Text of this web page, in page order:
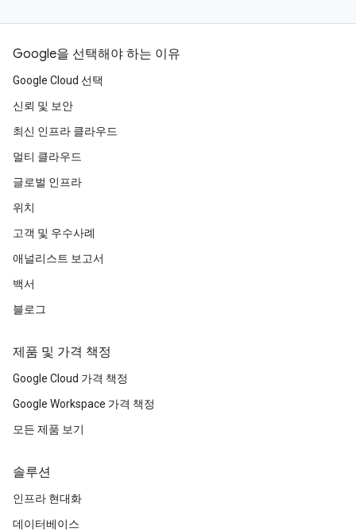
Google을 선택해야 하는 이유
Google Cloud 선택
신뢰 및 보안
최신 인프라 클라우드
멀티 클라우드
글로벌 인프라
위치
고객 및 우수사례
애널리스트 보고서
백서
블로그
제품 및 가격 책정
Google Cloud 가격 책정
Google Workspace 가격 책정
모든 제품 보기
솔루션
인프라 현대화
데이터베이스